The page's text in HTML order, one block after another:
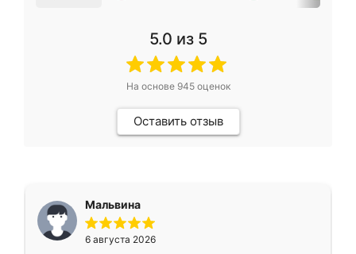
5.0 из 5
На основе 945оценок
Оставить отзыв
Мальвина
6 августа 2026